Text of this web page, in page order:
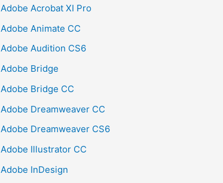
Adobe Acrobat XI Pro
Adobe Animate CC
Adobe Audition CS6
Adobe Bridge
Adobe Bridge CC
Adobe Dreamweaver CC
Adobe Dreamweaver CS6
Adobe Illustrator CC
Adobe InDesign